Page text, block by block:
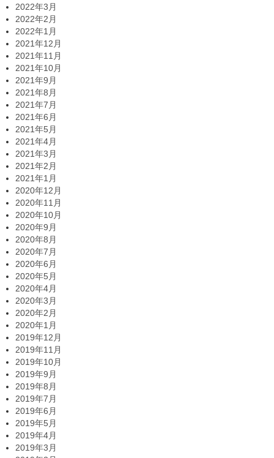
2022年3月
2022年2月
2022年1月
2021年12月
2021年11月
2021年10月
2021年9月
2021年8月
2021年7月
2021年6月
2021年5月
2021年4月
2021年3月
2021年2月
2021年1月
2020年12月
2020年11月
2020年10月
2020年9月
2020年8月
2020年7月
2020年6月
2020年5月
2020年4月
2020年3月
2020年2月
2020年1月
2019年12月
2019年11月
2019年10月
2019年9月
2019年8月
2019年7月
2019年6月
2019年5月
2019年4月
2019年3月